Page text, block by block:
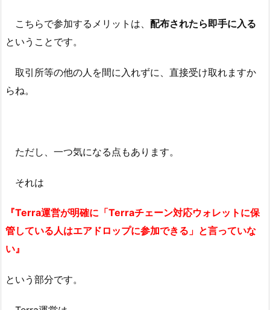
こちらで参加するメリットは、 配布されたら即手に入る
ということです。
取引所等の他の人を間に入れずに、直接受け取れますか
らね。
ただし、一つ気になる点もあります。
それは
『Terra運営が明確に「Terraチェーン対応ウォレットに保
管している人はエアドロップに参加できる」と言っていな
い』
という部分です。